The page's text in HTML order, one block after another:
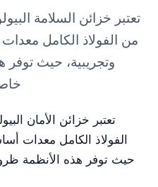
تعتبر خزائن السلامة
من الفولاذ الكامل
وتجريبية، حيث
تعتبر خزائن الأمان
الفولاذ الكامل معدات
حيث توفر هذه الأنظمة